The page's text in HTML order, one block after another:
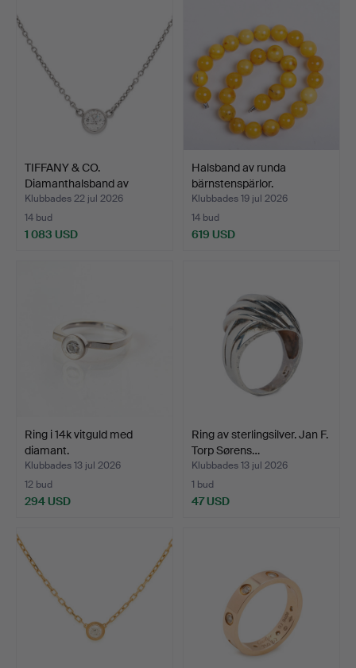
TIFFANY & CO.
Diamanthalsband av
platina m…
Klubbades 22 jul 2026
14 bud
1 083 USD
Halsband av runda
bärnstenspärlor.
Klubbades 19 jul 2026
14 bud
619 USD
Ring i 14k vitguld med
diamant.
Klubbades 13 jul 2026
12 bud
294 USD
Ring av sterlingsilver. Jan F.
Torp Sørens…
Klubbades 13 jul 2026
1 bud
47 USD